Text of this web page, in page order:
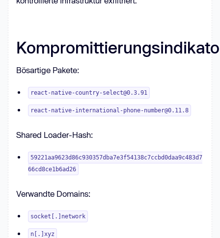
Bösartige Pakete:
react-native-country-select@0.3.91
react-native-international-phone-number@0.11.8
Shared Loader-Hash:
59221aa9623d86c930357dba7e3f54138c7ccbd0daa9c483d7
66cd8ce1b6ad26
Verwandte Domains:
socket[.]network
n[.]xyz